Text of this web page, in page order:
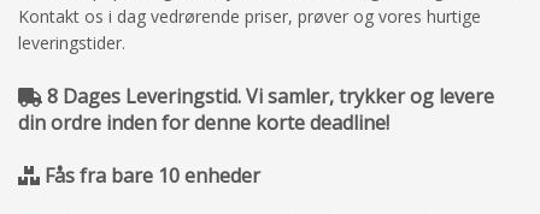
Kontakt os i dag vedrørende priser, prøver og vores hurtige
leveringstider.
8 Dages Leveringstid. Vi samler, trykker og levere
din ordre inden for denne korte deadline!
Fås fra bare 10 enheder